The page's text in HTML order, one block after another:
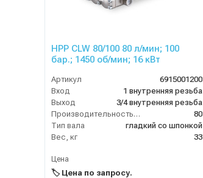
HPP CLW 80/100 80 л/мин; 100
бар.; 1450 об/мин; 16 кВт
Артикул
6915001200
Вход
1 внутренняя резьба
Выход
3/4 внутренняя резьба
Производительность (л/мин)
80
Тип вала
гладкий со шпонкой
Вес, кг
33
Цена
🏷️ Цена по запросу.